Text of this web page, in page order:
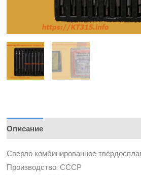
Описание
Сверло комбинированное
Производство: СССР